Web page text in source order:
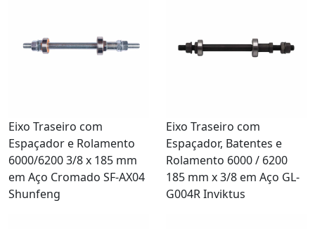
Eixo Traseiro com
Espaçador e Rolamento
6000/6200 3/8 x 185 mm
em Aço Cromado SF-AX04
Shunfeng
Eixo Traseiro com
Espaçador, Batentes e
Rolamento 6000 / 6200
185 mm x 3/8 em Aço GL-
G004R Inviktus